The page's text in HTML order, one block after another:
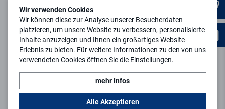
Wir verwenden Cookies
Wir können diese zur Analyse unserer Besucherdaten
platzieren, um unsere Website zu verbessern, personalisierte
Inhalte anzuzeigen und Ihnen ein großartiges Website-
Erlebnis zu bieten. Für weitere Informationen zu den von uns
verwendeten Cookies öffnen Sie die Einstellungen.
mehr Infos
Alle Akzeptieren